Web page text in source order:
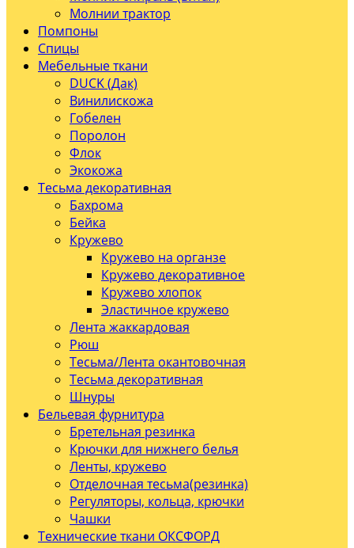
Молнии трактор
Помпоны
Спицы
Мебельные ткани
DUCK (Дак)
Винилискожа
Гобелен
Поролон
Флок
Экокожа
Тесьма декоративная
Бахрома
Бейка
Кружево
Кружево на органзе
Кружево декоративное
Кружево хлопок
Эластичное кружево
Лента жаккардовая
Рюш
Тесьма/Лента окантовочная
Тесьма декоративная
Шнуры
Бельевая фурнитура
Бретельная резинка
Крючки для нижнего белья
Ленты, кружево
Отделочная тесьма(резинка)
Регуляторы, кольца, крючки
Чашки
Технические ткани ОКСФОРД